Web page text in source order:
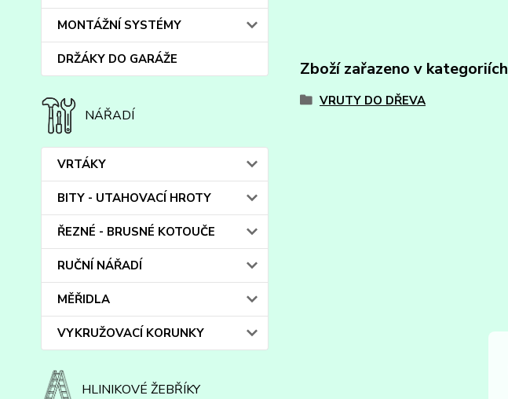
MONTÁŽNÍ SYSTÉMY
DRŽÁKY DO GARÁŽE
NÁŘADÍ
VRTÁKY
BITY - UTAHOVACÍ HROTY
ŘEZNÉ - BRUSNÉ KOTOUČE
RUČNÍ NÁŘADÍ
MĚŘIDLA
VYKRUŽOVACÍ KORUNKY
HLINIKOVÉ ŽEBŘÍKY
Zboží zařazeno v kategoriích
VRUTY DO DŘEVA